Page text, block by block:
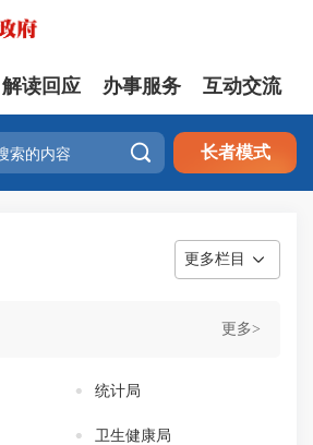
解读回应 办事服务 互动交流
 长者模式
更多栏目
更多>
统计局
卫生健康局